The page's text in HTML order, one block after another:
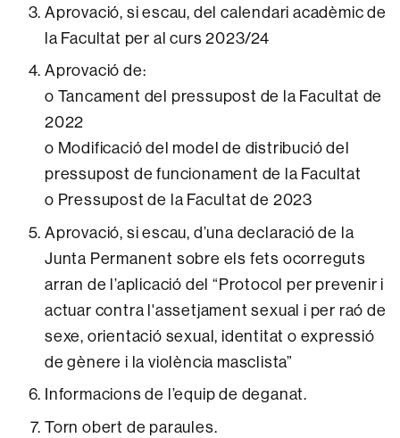
Aprovació, si escau, del calendari acadèmic de
la Facultat per al curs 2023/24
Aprovació de:
o Tancament del pressupost de la Facultat de
2022
o Modificació del model de distribució del
pressupost de funcionament de la Facultat
o Pressupost de la Facultat de 2023
Aprovació, si escau, d’una declaració de la
Junta Permanent sobre els fets ocorreguts
arran de l’aplicació del “Protocol per prevenir i
actuar contra l'assetjament sexual i per raó de
sexe, orientació sexual, identitat o expressió
de gènere i la violència masclista”
Informacions de l’equip de deganat.
Torn obert de paraules.